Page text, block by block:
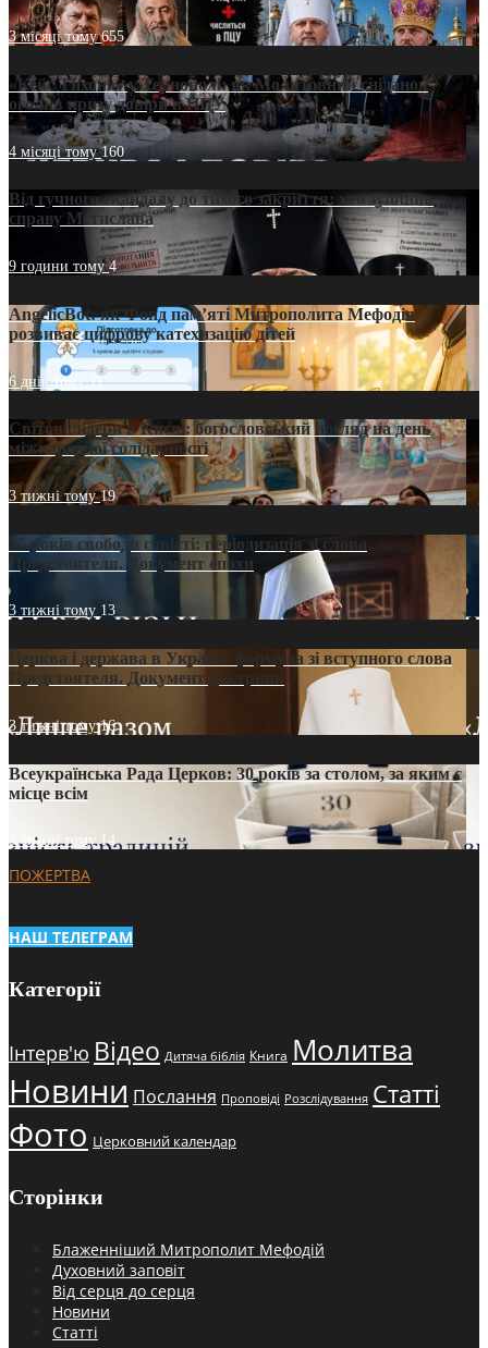
3 місяці тому655
«Кейс Тихона» у Тернополі: як Молитовний сніданок
оголив кризу довіри в ПЦУ
4 місяці тому160
Від гучного скандалу до тихого закриття: хто зупинив
справу Мстислава
9 години тому4
AngelicBot: як Фонд пам’яті Митрополита Мефодія
розвиває цифрову катехизацію дітей
6 днів тому11
Світові лідери в Києві: богословський погляд на день
міжнародної солідарності
3 тижні тому19
35 років свободи совісті: періодизація зі слова
Предстоятеля. Документ епохи
3 тижні тому 13
Церква і держава в Україні: формула зі вступного слова
Предстоятеля. Документ доктрини
3 тижні тому16
Всеукраїнська Рада Церков: 30 років за столом, за яким є
місце всім
3 тижні тому14
ПОЖЕРТВА
НАШ ТЕЛЕГРАМ
Категорії
Інтерв'ю Відео Дитяча біблія Книга Молитва
Новини Послання Проповіді Розслідування Статті
Фото Церковний календар
Сторінки
Блаженніший Митрополит Мефодій
Духовний заповіт
Від серця до серця
Новини
Статті